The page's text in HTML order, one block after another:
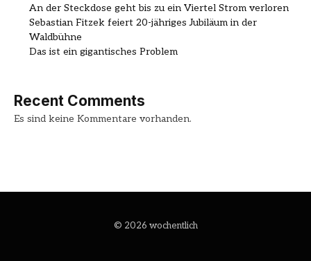
An der Steckdose geht bis zu ein Viertel Strom verloren
Sebastian Fitzek feiert 20-jähriges Jubiläum in der
Waldbühne
Das ist ein gigantisches Problem
Recent Comments
Es sind keine Kommentare vorhanden.
© 2026 wochentlich